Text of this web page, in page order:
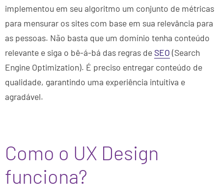
implementou em seu algoritmo um conjunto de métricas
para mensurar os sites com base em sua relevância para
as pessoas. Não basta que um domínio tenha conteúdo
relevante e siga o bê-á-bá das regras de SEO (Search
Engine Optimization). É preciso entregar conteúdo de
qualidade, garantindo uma experiência intuitiva e
agradável.
Como o UX Design
funciona?